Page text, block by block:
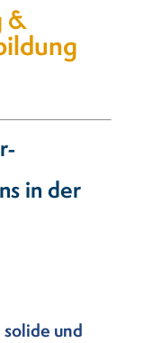
&
in der
und